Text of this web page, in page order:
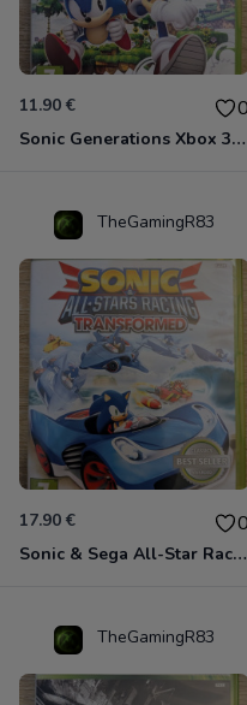
11.90 € 0
Sonic Generations Xbox 360
TheGamingR83
17.90 € 0
Sonic & Sega All-Star Racing - Transformed Xbox 360
TheGamingR83